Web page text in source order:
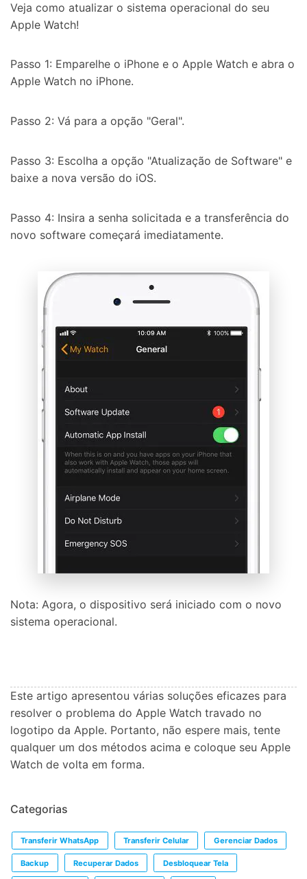
Veja como atualizar o sistema operacional do seu
Apple Watch!
Passo 1: Emparelhe o iPhone e o Apple Watch e abra o
Apple Watch no iPhone.
Passo 2: Vá para a opção "Geral".
Passo 3: Escolha a opção "Atualização de Software" e
baixe a nova versão do iOS.
Passo 4: Insira a senha solicitada e a transferência do
novo software começará imediatamente.
Nota: Agora, o dispositivo será iniciado com o novo
sistema operacional.
Este artigo apresentou várias soluções eficazes para
resolver o problema do Apple Watch travado no
logotipo da Apple. Portanto, não espere mais, tente
qualquer um dos métodos acima e coloque seu Apple
Watch de volta em forma.
Categorias
Transferir WhatsApp Transferir Celular Gerenciar Dados
Backup Recuperar Dados Desbloquear Tela